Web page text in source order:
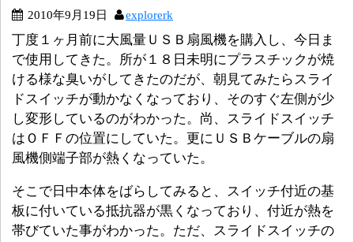
2010年9月19日 explorerk
丁度１ヶ月前に大風量ＵＳＢ扇風機を購入し、今日ま
で使用してきた。所が１８日未明にプラスチックが焼
ける様な臭いがしてきたのだが、朝見てみたらスライ
ドスイッチが動かなくなっており、そのすぐ左側が少
し変形しているのがわかった。尚、スライドスイッチ
はＯＦＦの位置にしていた。更にＵＳＢケーブルの扇
風機側端子部が熱くなっていた。
そこで日中本体をばらしてみると、スイッチ付近の基
板に付いている抵抗器が黒くなっており、付近が熱を
帯びていた事がわかった。ただ、スライドスイッチの